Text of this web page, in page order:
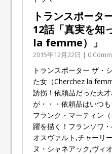
トランスポータ
12話「真実を知
la femme）」
2015年12月22日 | 0
トランスポーター ザ・
た女（Cherchez la
誘拐！依頼品だった天
が・・・依頼品はいつ
フランク・マーティン
躍を描く！フランソワ
オスヴァルト,チャーリ
ヌ・シャネアック,ヴィ